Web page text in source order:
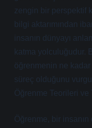
zengin bir perspektif
bilgi aktarımından
insanın dünyayı
katma yolculuğudur.
öğrenmenin ne
süreç olduğunu
Öğrenme Teorileri ve
Öğrenme, bir insanın